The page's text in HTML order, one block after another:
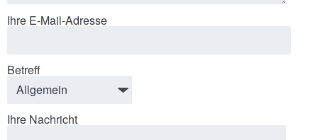
Ihre E-Mail-Adresse
Betreff
Ihre Nachricht